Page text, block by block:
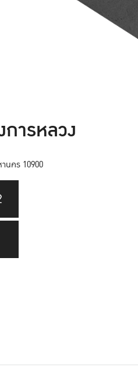
การหลวง
นคร 10900